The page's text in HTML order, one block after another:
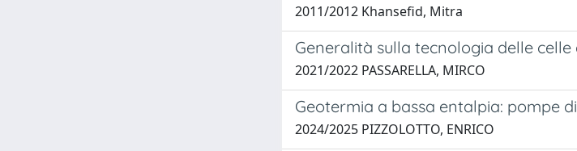
2011/2012 Khansefid, Mitra
Generalità sulla tecnologia delle
2021/2022 PASSARELLA, MIRCO
Geotermia a bassa entalpia: pompe
2024/2025 PIZZOLOTTO, ENRICO